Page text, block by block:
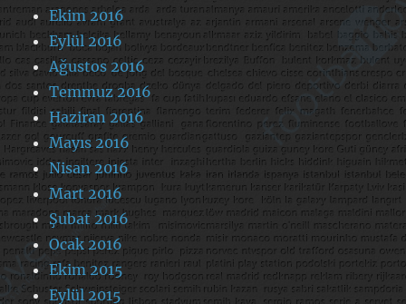
Ekim 2016
Eylül 2016
Ağustos 2016
Temmuz 2016
Haziran 2016
Mayıs 2016
Nisan 2016
Mart 2016
Şubat 2016
Ocak 2016
Ekim 2015
Eylül 2015